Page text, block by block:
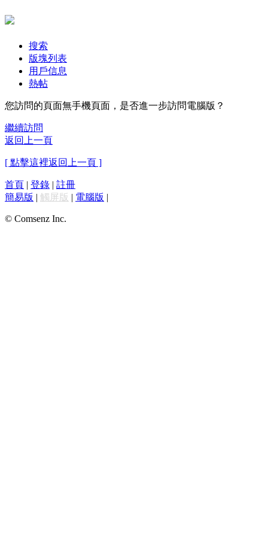
搜索
版塊列表
用戶信息
熱帖
您訪問的頁面無手機頁面，是否進一步訪問電腦版？
繼續訪問
返回上一頁
[ 點擊這裡返回上一頁 ]
首頁 | 登錄 | 註冊
簡易版 | 觸屏版 | 電腦版 |
© Comsenz Inc.